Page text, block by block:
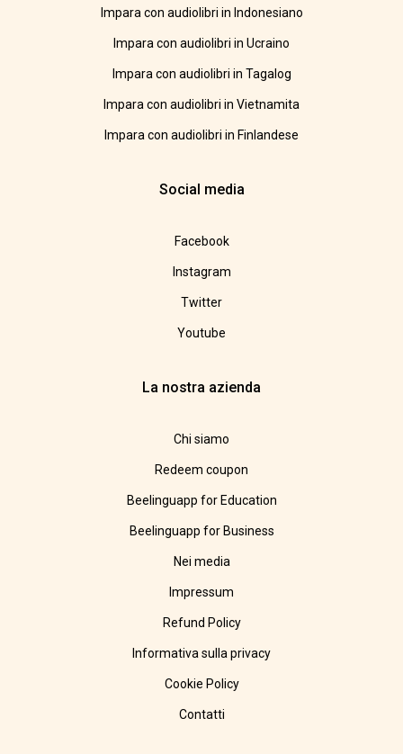
Impara con audiolibri in Indonesiano
Impara con audiolibri in Ucraino
Impara con audiolibri in Tagalog
Impara con audiolibri in Vietnamita
Impara con audiolibri in Finlandese
Social media
Facebook
Instagram
Twitter
Youtube
La nostra azienda
Chi siamo
Redeem coupon
Beelinguapp for Education
Beelinguapp for Business
Nei media
Impressum
Refund Policy
Informativa sulla privacy
Cookie Policy
Contatti